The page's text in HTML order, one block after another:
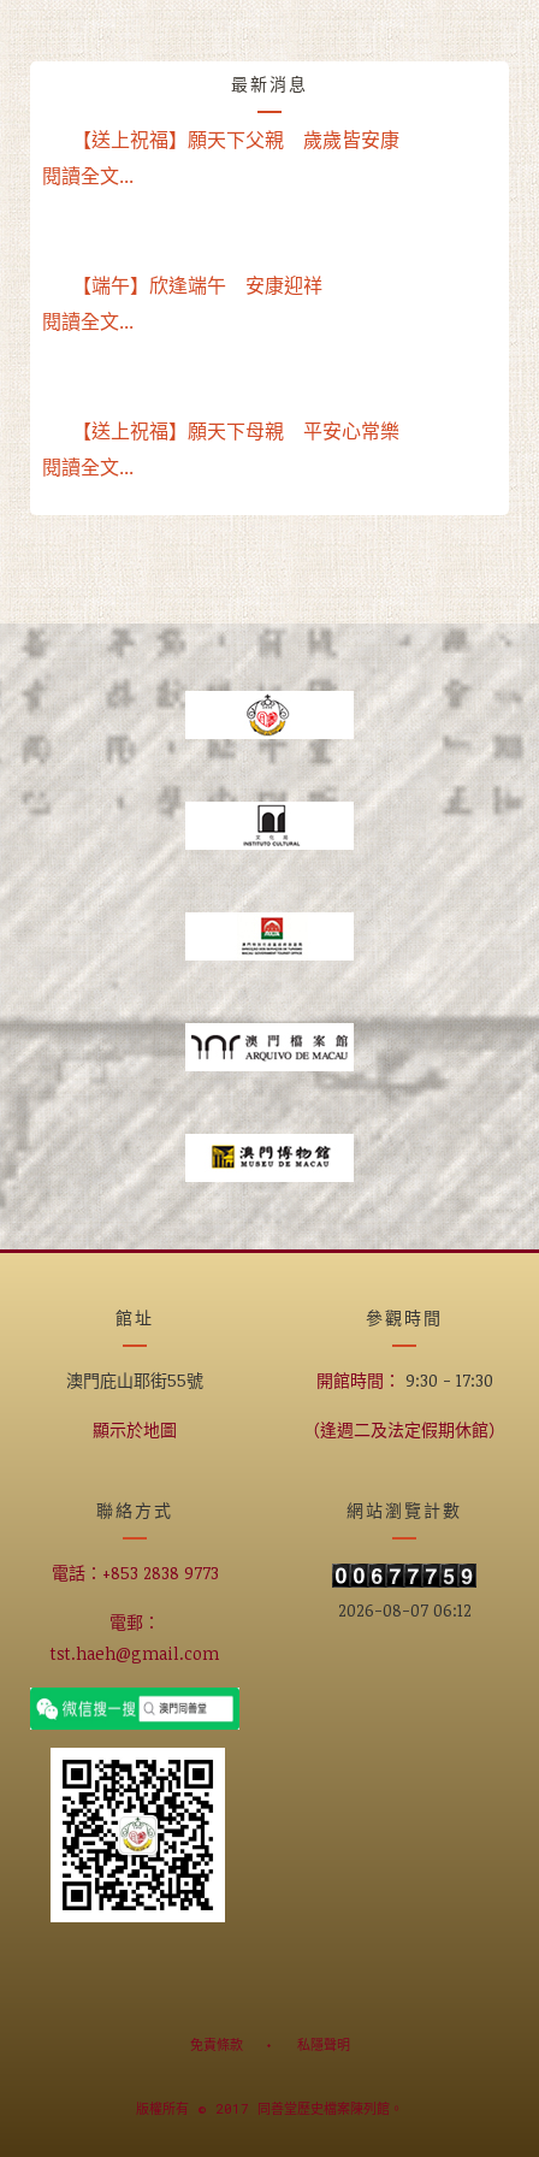
最新消息
【送上祝福】願天下父親 歲歲皆安康
閱讀全文...
【端午】欣逢端午 安康迎祥
閱讀全文...
【送上祝福】願天下母親 平安心常樂
閱讀全文...
館址
澳門庇山耶街55號
顯示於地圖
參觀時間
開館時間： 9:30 - 17:30
（逢週二及法定假期休館）
聯絡方式
電話：+853 2838 9773
電郵：
tst.haeh@gmail.com
網站瀏覽計數
2026-08-07 06:12
免責條款 私隱聲明
版權所有 © 2017 同善堂歷史檔案陳列館。